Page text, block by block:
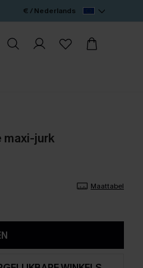
€ / Nederlands
jurk
Maattabel